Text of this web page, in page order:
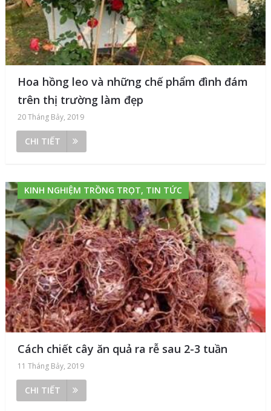
Hoa hồng leo và những chế phẩm đình đám
trên thị trường làm đẹp
20 Tháng Bảy, 2019
CHI TIẾT
KINH NGHIỆM TRỒNG TRỌT, TIN TỨC
Cách chiết cây ăn quả ra rễ sau 2-3 tuần
11 Tháng Bảy, 2019
CHI TIẾT